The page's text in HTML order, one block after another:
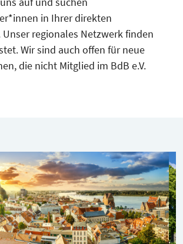
in Ihrer direkten
regionales Netzwerk finden
Wir sind auch offen für neue
die nicht Mitglied im BdB e.V.